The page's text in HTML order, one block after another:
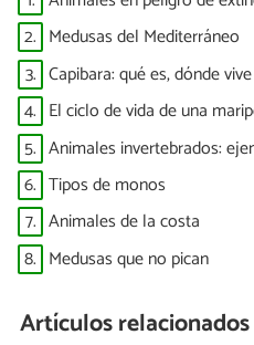
2. Medusas del Mediterráneo
3. Capibara: qué es, dónde
4. El ciclo de vida de una
5. Animales invertebrados:
6. Tipos de monos
7. Animales de la costa
8. Medusas que no pican
Artículos relacionados